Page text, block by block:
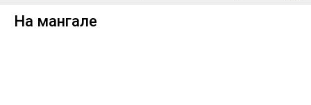
На мангале